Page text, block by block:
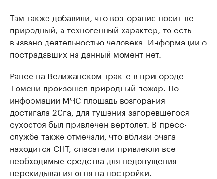
Там также добавили, что возгорание носит не
природный, а техногенный характер, то есть
вызвано деятельностью человека. Информации о
пострадавших на данный момент нет.
Ранее на Велижанском тракте в пригороде
Тюмени произошел природный пожар. По
информации МЧС площадь возгорания
достигала 20га, для тушения загоревшегося
сухостоя был привлечен вертолет. В пресс-
службе также отмечали, что вблизи очага
находится СНТ, спасатели привлекли все
необходимые средства для недопущения
перекидывания огня на постройки.